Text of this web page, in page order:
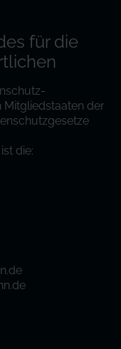
für die
Mitgliedstaaten der
die: